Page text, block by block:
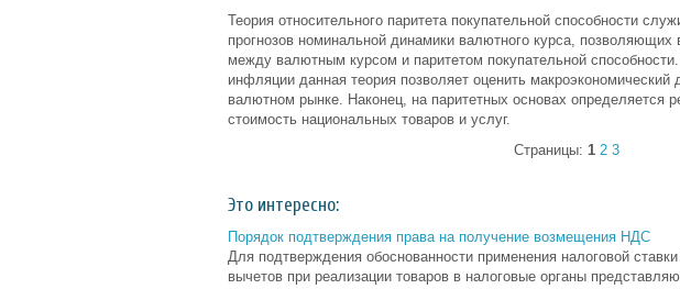
Теория относительного паритета покупательной способности
прогнозов номинальной динамики валютного курса,
между валютным курсом и паритетом покупательной
инфляции данная теория позволяет оценить
валютном рынке. Наконец, на паритетных основах определяется
стоимость национальных товаров и услуг.
Страницы: 1 2 3
Это интересно:
Порядок подтверждения права на получение возмещения НДС
Для подтверждения обоснованности применения налоговой
вычетов при реализации товаров в налоговые органы